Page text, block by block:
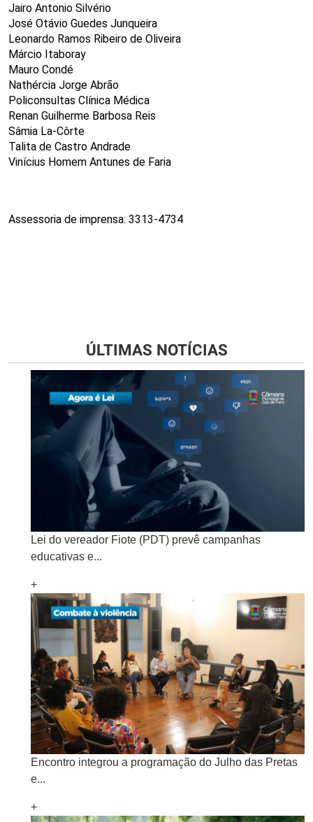
Jairo Antonio Silvério
José Otávio Guedes Junqueira
Leonardo Ramos Ribeiro de Oliveira
Márcio Itaboray
Mauro Condé
Nathércia Jorge Abrão
Policonsultas Clínica Médica
Renan Guilherme Barbosa Reis
Sâmia La-Côrte
Talita de Castro Andrade
Vinícius Homem Antunes de Faria
Assessoria de imprensa: 3313-4734
ÚLTIMAS NOTÍCIAS
Lei do vereador Fiote (PDT) prevê campanhas
educativas e...
+
Encontro integrou a programação do Julho das Pretas
e...
+